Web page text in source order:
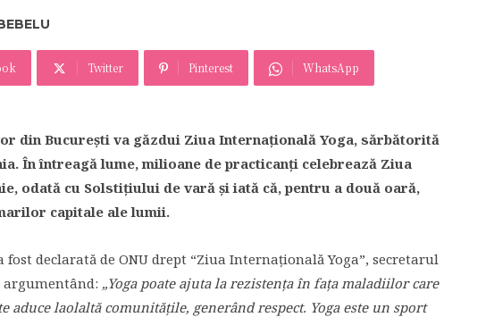
Twitter Pinterest WhatsApp
din București va găzdui Ziua Internațională Yoga, sărbătorită
În întreagă lume, milioane de practicanți celebrează Ziua
odată cu Solstițiului de vară și iată că, pentru a două oară,
capitale ale lumii.
fost declarată de ONU drept “Ziua Internațională Yoga”, secretarul
argumentând: „Yoga poate ajuta la rezistența în fața maladiilor care
aduce laolaltă comunitățile, generând respect. Yoga este un sport